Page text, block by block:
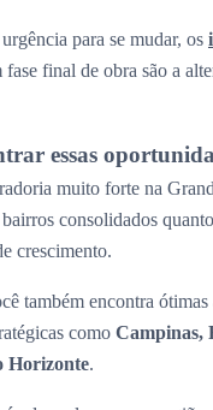
para se mudar, os
fase final de obra são a
essas
muito forte na
consolidados
crescimento.
também encontra ótimas
como Campinas,
Horizonte.